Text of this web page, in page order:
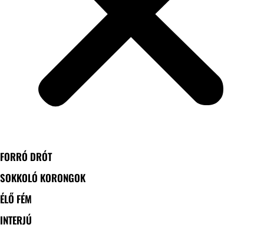
FORRÓ DRÓT
SOKKOLÓ KORONGOK
ÉLŐ FÉM
INTERJÚ